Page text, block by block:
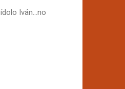
Iván...no